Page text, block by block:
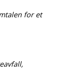
for et